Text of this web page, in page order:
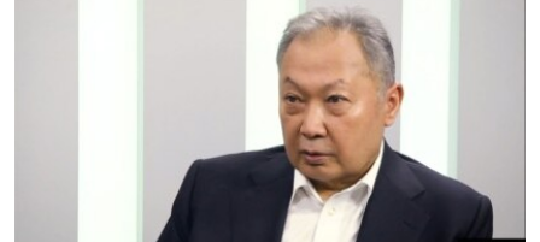
ЭЕ/АРнун бардык сайттары